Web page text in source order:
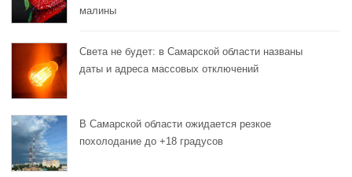
малины
Света не будет: в Самарской области названы
даты и адреса массовых отключений
В Самарской области ожидается резкое
похолодание до +18 градусов